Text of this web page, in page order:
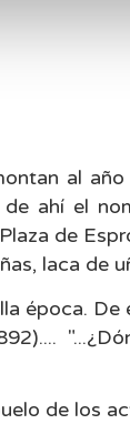
al
ahí el
de
laca de
época.
de los